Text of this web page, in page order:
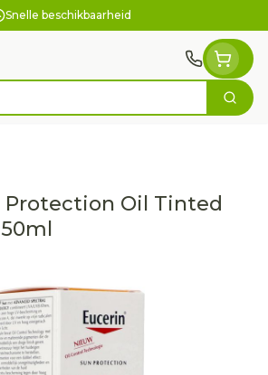
Snelle beschikbaarheid
Zoek
Protection Oil Tinted